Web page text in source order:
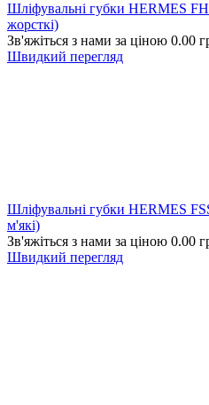
Шліфувальні губки HERMES
жорсткі)
Зв'яжіться з нами за ціною 0.00
Швидкий перегляд
Шліфувальні губки HERMES
м'які)
Зв'яжіться з нами за ціною 0.00
Швидкий перегляд